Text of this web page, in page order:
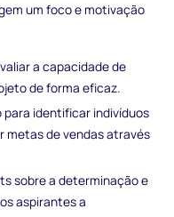
um foco e motivação
a capacidade de
de forma eficaz.
para identificar indivíduos
metas de vendas através
sobre a determinação e
aspirantes a